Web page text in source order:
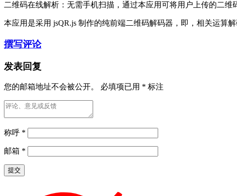
二维码在线解析：无需手机扫描，通过本应用可将用户上传的二维
本应用是采用 jsQR.js 制作的纯前端二维码解码器，即，相关运算
撰写评论
发表回复
您的邮箱地址不会被公开。 必填项已用 * 标注
称呼 *
邮箱 *